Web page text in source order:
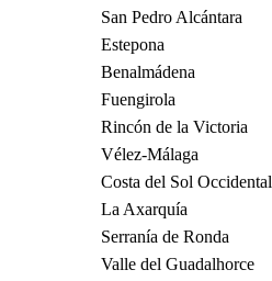
San Pedro Alcántara
Estepona
Benalmádena
Fuengirola
Rincón de la Victoria
Vélez-Málaga
Costa del Sol Occidental
La Axarquía
Serranía de Ronda
Valle del Guadalhorce